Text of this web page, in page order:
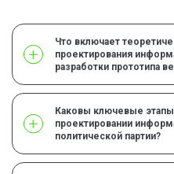
Что включает
проектирования
разработки прототипа
Каковы ключевые этапы
проектировании
политической партии?